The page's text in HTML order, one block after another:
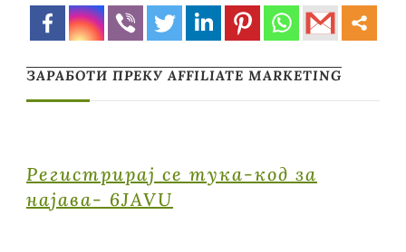
ЗАРАБОТИ ПРЕКУ AFFILIATE MARKETING
Регистрирај се тука-код за
најава- 6JAVU